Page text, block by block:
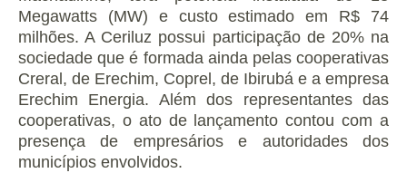
Megawatts (MW) e custo estimado em R$ 74
milhões. A Ceriluz possui participação de 20% na
sociedade que é formada ainda pelas cooperativas
Creral, de Erechim, Coprel, de Ibirubá e a empresa
Erechim Energia. Além dos representantes das
cooperativas, o ato de lançamento contou com a
presença de empresários e autoridades dos
municípios envolvidos.